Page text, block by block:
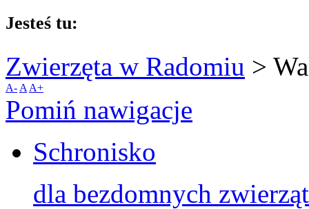
Jesteś tu:
Zwierzęta w Radomiu >
A- A A+
Pomiń nawigacje
Schronisko
dla bezdomnych zwierząt